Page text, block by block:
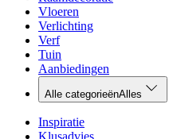
Vloeren
Verlichting
Verf
Tuin
Aanbiedingen
Alle categorieënAlles
Inspiratie
Klusadvies